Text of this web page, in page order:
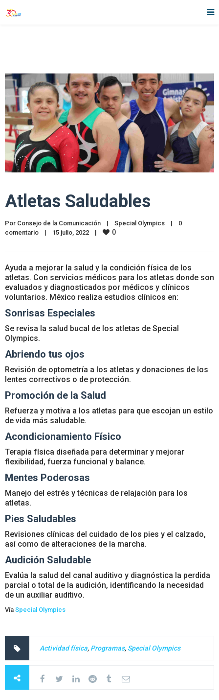
Atletas Saludables
Por Consejo de la Comunicación | Special Olympics |
0
comentario
| 15 julio, 2022 | 0
Ayuda a mejorar la salud y la condición física de los
atletas. Con servicios médicos para los atletas donde son
evaluados y diagnosticados por médicos y clínicos
voluntarios. México realiza estudios clínicos en:
Sonrisas Especiales
Se revisa la salud bucal de los atletas de Special
Olympics.
Abriendo tus ojos
Revisión de optometría a los atletas y donaciones de los
lentes correctivos o de protección.
Promoción de la Salud
Refuerza y motiva a los atletas para que escojan un estilo
de vida más saludable.
Acondicionamiento Físico
Terapia física diseñada para determinar y mejorar
flexibilidad, fuerza funcional y balance.
Mentes Poderosas
Manejo del estrés y técnicas de relajación para los
atletas.
Pies Saludables
Revisiones clínicas del cuidado de los pies y el calzado,
así como de alteraciones de la marcha.
Audición Saludable
Evalúa la salud del canal auditivo y diagnóstica la perdida
parcial o total de la audición, identificando la necesidad
de un auxiliar auditivo.
Vía Special Olympics
Actividad física, Programas, Special Olympics